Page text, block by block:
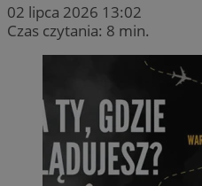
02 lipca 2026 13:02
Czas czytania: 8 min.